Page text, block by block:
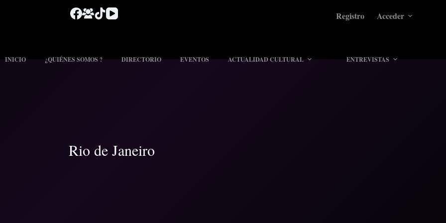
Registro Acceder
INICIO ¿QUIÉNES SOMOS ? DIRECTORIO EVENTOS ACTUALIDAD CULTURAL ENTREVISTAS
Rio de Janeiro